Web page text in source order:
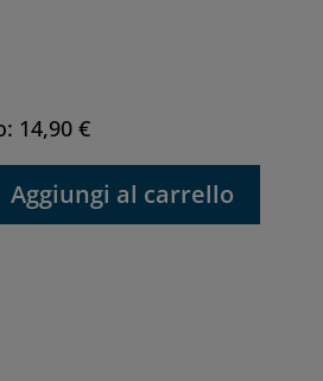
14,90 €
Aggiungi al carrello